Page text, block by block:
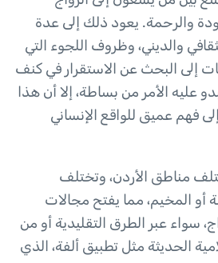
والرحمة. يعود ذلك إلى عدة
والديني، وظروف اللجوء التي
إلى البحث عن الاستقرار في كنف
عليه الأمر من بساطة، إلا أن هذا
فهم عميق للواقع الإنساني
مناطق الأردن، وتختلف
المخيم، مما يفتح مجالات
سواء عبر الطرق التقليدية أو من
الحديثة مثل تطبيق ألفة، الذي